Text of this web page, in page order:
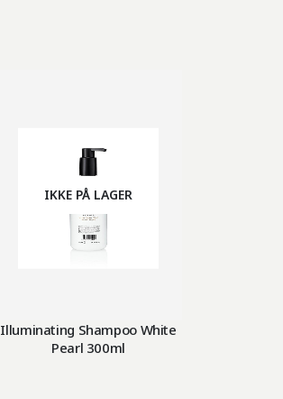
IKKE PÅ LAGER
Illuminating Shampoo White
Pearl 300ml